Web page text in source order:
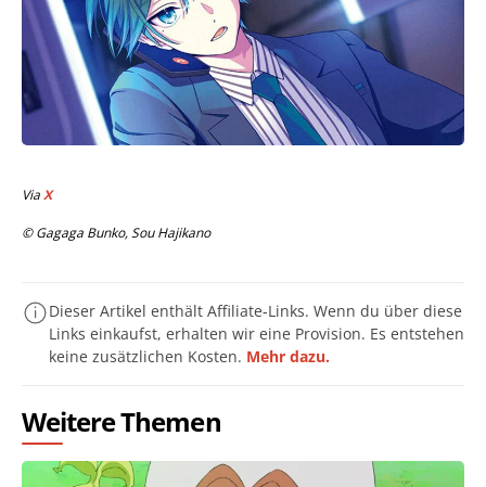
ViaX
© Gagaga Bunko, Sou Hajikano
Dieser Artikel enthält Affiliate-Links. Wenn du über diese
Links einkaufst, erhalten wir eine Provision. Es entstehen
keine zusätzlichen Kosten. Mehr dazu.
Weitere Themen